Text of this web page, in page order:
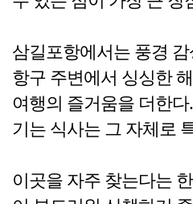
삼길포항에서는 풍경
항구 주변에서 싱싱한
여행의 즐거움을 더한
기는 식사는 그 자체로
이곳을 자주 찾는다는